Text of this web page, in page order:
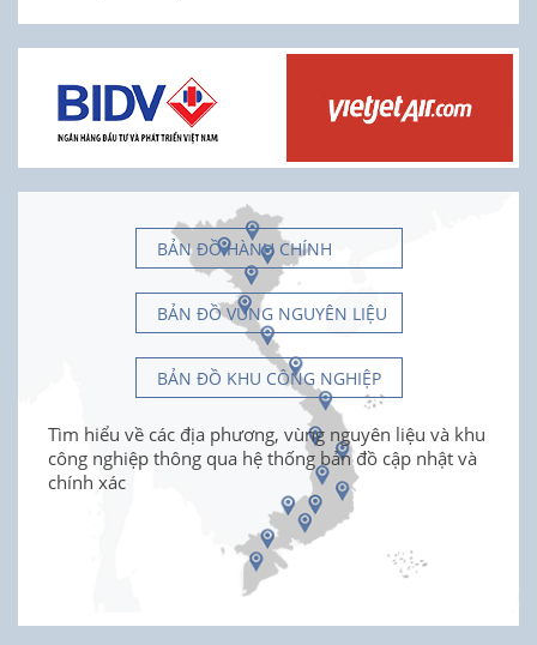
BẢN ĐỒ HÀNH CHÍNH
BẢN ĐỒ VÙNG NGUYÊN LIỆU
BẢN ĐỒ KHU CÔNG NGHIỆP
Tìm hiểu về các địa phương, vùng nguyên liệu và khu
công nghiệp thông qua hệ thống bản đồ cập nhật và
chính xác